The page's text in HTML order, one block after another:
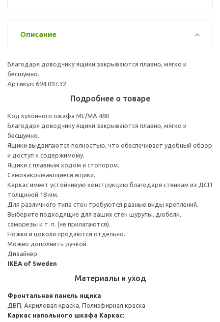
Описание
Благодаря доводчику ящики закрываются плавно, мягко и
бесшумно.
Артикул: 694.097.32
Подробнее о товаре
Код кухонного шкафа ME/MA 480
Благодаря доводчику ящики закрываются плавно, мягко и
бесшумно.
Ящики выдвигаются полностью, что обеспечивает удобный обзор
и доступ к содержимому.
Ящики с плавным ходом и стопором.
Самозакрывающиеся ящики.
Каркас имеет устойчивую конструкцию благодаря стенкам из ДСП
толщиной 18 мм.
Для различного типа стен требуются разные виды креплений.
Выберите подходящие для ваших стен шурупы, дюбели,
саморезы и т. п. (не прилагаются).
Ножки и цоколи продаются отдельно.
Можно дополнить ручкой.
Дизайнер:
IKEA of Sweden
Материалы и уход
Фронтальная панель ящика
ДВП, Акриловая краска, Полиэфирная краска
Каркас напольного шкафа Каркас: